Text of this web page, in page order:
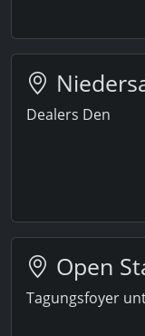
Dealers Den
Open
Tagungsfoyer